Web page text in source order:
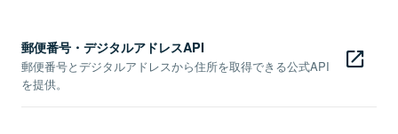
郵便番号・デジタルアドレスAPI
郵便番号とデジタルアドレスから住所を取得できる公式API
を提供。